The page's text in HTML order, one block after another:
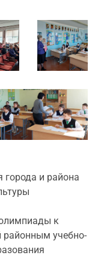
и района
к
районным учебно-